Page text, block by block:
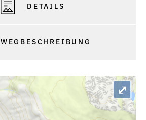
DETAILS
WEGBESCHREIBUNG
⤢